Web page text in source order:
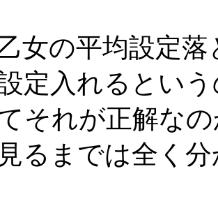
女の平均設定
定入れるとい
それが正解な
るまでは全く